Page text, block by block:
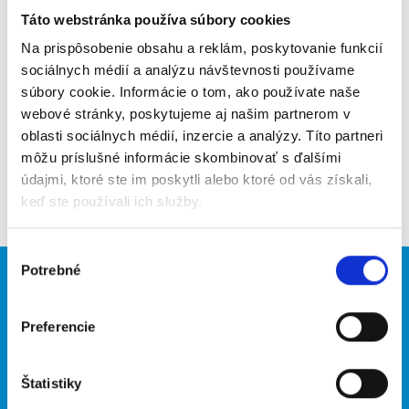
Táto webstránka používa súbory cookies
Na prispôsobenie obsahu a reklám, poskytovanie funkcií
sociálnych médií a analýzu návštevnosti používame
súbory cookie. Informácie o tom, ako používate naše
webové stránky, poskytujeme aj našim partnerom v
oblasti sociálnych médií, inzercie a analýzy. Títo partneri
môžu príslušné informácie skombinovať s ďalšími
údajmi, ktoré ste im poskytli alebo ktoré od vás získali,
keď ste používali ich služby.
Výber
súhlasu
Potrebné
Preferencie
Štatistiky
Poslať na email
Upozorniť na inzerát
Pridať do obľúbených
Späť
Nové brigády